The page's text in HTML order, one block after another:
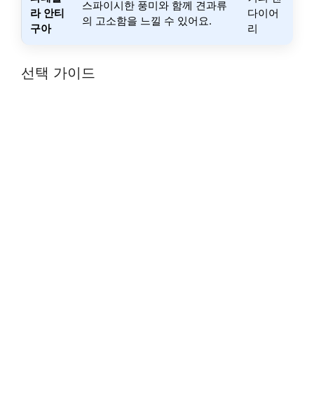
라 안티
구아
스파이시한 풍미와 함께 견과류
의 고소함을 느낄 수 있어요.
다이어
리
선택 가이드